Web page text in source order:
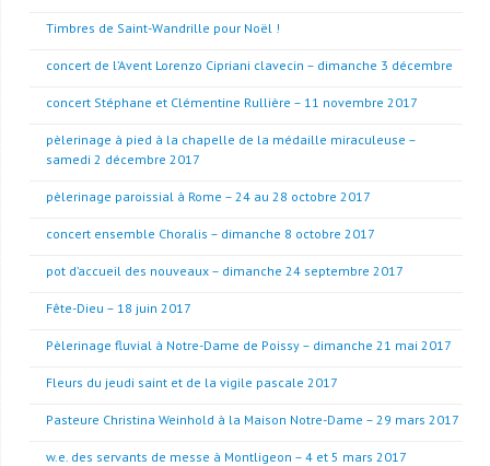
Timbres de Saint-Wandrille pour Noël !
concert de l’Avent Lorenzo Cipriani clavecin – dimanche 3 décembre
concert Stéphane et Clémentine Rullière – 11 novembre 2017
pèlerinage à pied à la chapelle de la médaille miraculeuse –
samedi 2 décembre 2017
pèlerinage paroissial à Rome – 24 au 28 octobre 2017
concert ensemble Choralis – dimanche 8 octobre 2017
pot d’accueil des nouveaux – dimanche 24 septembre 2017
Fête-Dieu – 18 juin 2017
Pèlerinage fluvial à Notre-Dame de Poissy – dimanche 21 mai 2017
Fleurs du jeudi saint et de la vigile pascale 2017
Pasteure Christina Weinhold à la Maison Notre-Dame – 29 mars 2017
w.e. des servants de messe à Montligeon – 4 et 5 mars 2017